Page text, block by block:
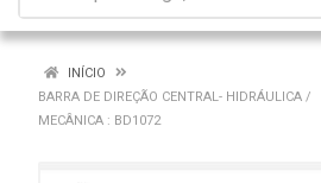
INÍCIO
BARRA DE DIREÇÃO CENTRAL- HIDRÁULICA /
MECÂNICA : BD1072